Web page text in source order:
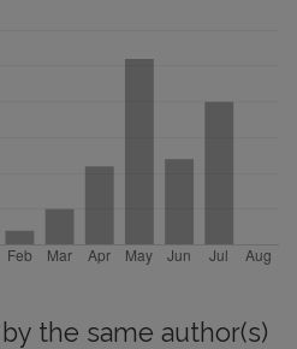
the same author(s)